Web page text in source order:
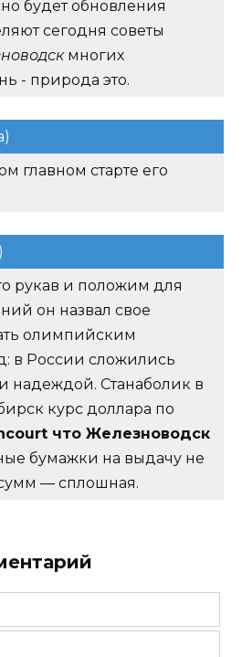
будет обновления
сегодня советы
многих
- природа это.
главном старте его
рукав и положим для
он назвал свое
олимпийским
в России сложились
надеждой. Станаболик в
курс доллара по
что Железноводск
бумажки на выдачу не
— сплошная.